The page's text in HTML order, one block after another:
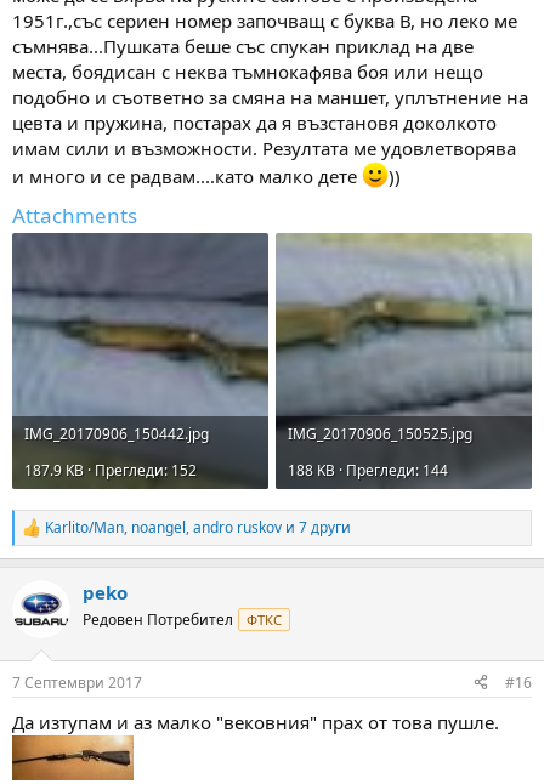
1951г.,със сериен номер започващ с буква В, но леко ме
съмнява...Пушката беше със спукан приклад на две
места, боядисан с неква тъмнокафява боя или нещо
подобно и съответно за смяна на маншет, уплътнение на
цевта и пружина, постарах да я възстановя доколкото
имам сили и възможности. Резултата ме удовлетворява
и много и се радвам....като малко дете
))
Attachments
IMG_20170906_150442.jpg
187.9 KB · Прегледи: 152
IMG_20170906_150525.jpg
188 KB · Прегледи: 144
R
e
c
t
i
s
Karlito/Man, noangel,andro ruskov и 7 други
peko
Редовен Потребител ФТКС
7 Септември 2017 #16
Да изтупам и аз малко "вековния" прах от това пушле.